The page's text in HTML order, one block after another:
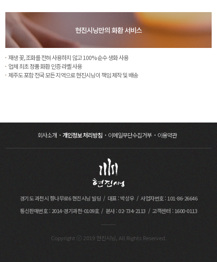
현진시닝만의 화환 서비스
재생 꽃, 조화를 전혀 사용하지 않고 100% 순수 생화 사용
업체 최초 정품 화환 인증 라벨 사용
제주도 포함 전국 모든 지역으로 현진시닝이 책임 제작 및 배송
회사소개 개인정보 처리방침 이메일무단수집거부 이용약관
경기도 과천시 향나무로6 현진시닝 빌딩 대표 : 박상우
사업자번호 : 101-86-26646
통신판매번호 : 2014-경기과천-0109호
본사 : 02-734-2113 고객센터 : 1600-0113
Copyright ⓒ 2019 현진시닝, All Rights Reserved.